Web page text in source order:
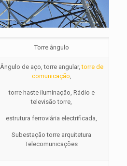
Torre ângulo
Ângulo de aço, torre angular,torre de
comunicação
torre haste iluminação, Rádio e
televisão torre,
estrutura ferroviária electrificada,
Subestação torre arquitetura
Telecomunicações